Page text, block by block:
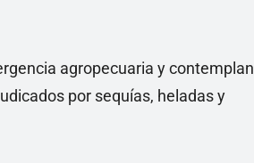
agropecuaria y contemplan
por sequías, heladas y